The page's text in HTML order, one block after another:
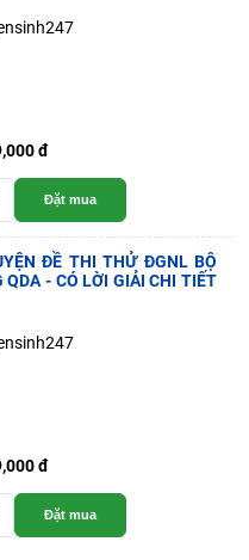
đ
Đặt mua
ĐỀ THI THỬ ĐGNL BỘ
QDA - CÓ LỜI GIẢI CHI TIẾT
đ
Đặt mua